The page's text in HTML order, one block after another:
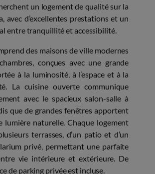
un logement de qualité sur la
avec d’excellentes prestations et un
entre tranquillité et accessibilité.
des maisons de ville modernes
conçues avec une grande
à la luminosité, à l’espace et à la
La cuisine ouverte communique
avec le spacieux salon-salle à
que de grandes fenêtres apportent
lumière naturelle. Chaque logement
terrasses, d’un patio et d’un
privé, permettant une parfaite
vie intérieure et extérieure. De
de parking privée est incluse.